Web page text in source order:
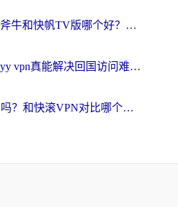
海外党必看：斧牛和快帆TV版哪个好？3分钟选对回国加速器，无缝刷B站、追热剧
海外党必看：yy vpn真能解决回国访问难题？附云极initap测评+免费方案对比
穿梭VPN好用吗？和快滚VPN对比哪个回国效果更好？海外党选回国加速器必看指南